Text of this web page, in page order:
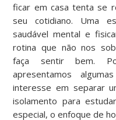
ficar em casa tenta se
seu cotidiano. Uma
saudável mental e
rotina que não nos
faça sentir bem.
apresentamos
interesse em separar
isolamento para
especial, o enfoque de